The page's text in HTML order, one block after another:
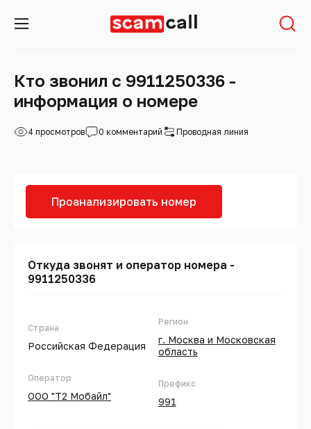
Кто звонил с 9911250336 -
информация о номере
4 просмотров 0 комментарий Проводная линия
Проанализировать номер
Откуда звонят и оператор номера -
9911250336
Страна
Российская Федерация
Оператор
ООО "Т2 Мобайл"
Регион
г. Москва и Московская
область
Префикс
991